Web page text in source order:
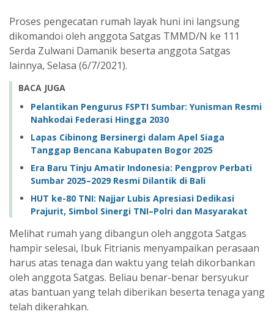
Proses pengecatan rumah layak huni ini langsung
dikomandoi oleh anggota Satgas TMMD/N ke 111
Serda Zulwani Damanik beserta anggota Satgas
lainnya, Selasa (6/7/2021).
BACA JUGA
Pelantikan Pengurus FSPTI Sumbar: Yunisman Resmi
Nahkodai Federasi Hingga 2030
Lapas Cibinong Bersinergi dalam Apel Siaga
Tanggap Bencana Kabupaten Bogor 2025
Era Baru Tinju Amatir Indonesia: Pengprov Perbati
Sumbar 2025–2029 Resmi Dilantik di Bali
HUT ke-80 TNI: Najjar Lubis Apresiasi Dedikasi
Prajurit, Simbol Sinergi TNI–Polri dan Masyarakat
Melihat rumah yang dibangun oleh anggota Satgas
hampir selesai, Ibuk Fitrianis menyampaikan perasaan
harus atas tenaga dan waktu yang telah dikorbankan
oleh anggota Satgas. Beliau benar-benar bersyukur
atas bantuan yang telah diberikan beserta tenaga yang
telah dikerahkan.